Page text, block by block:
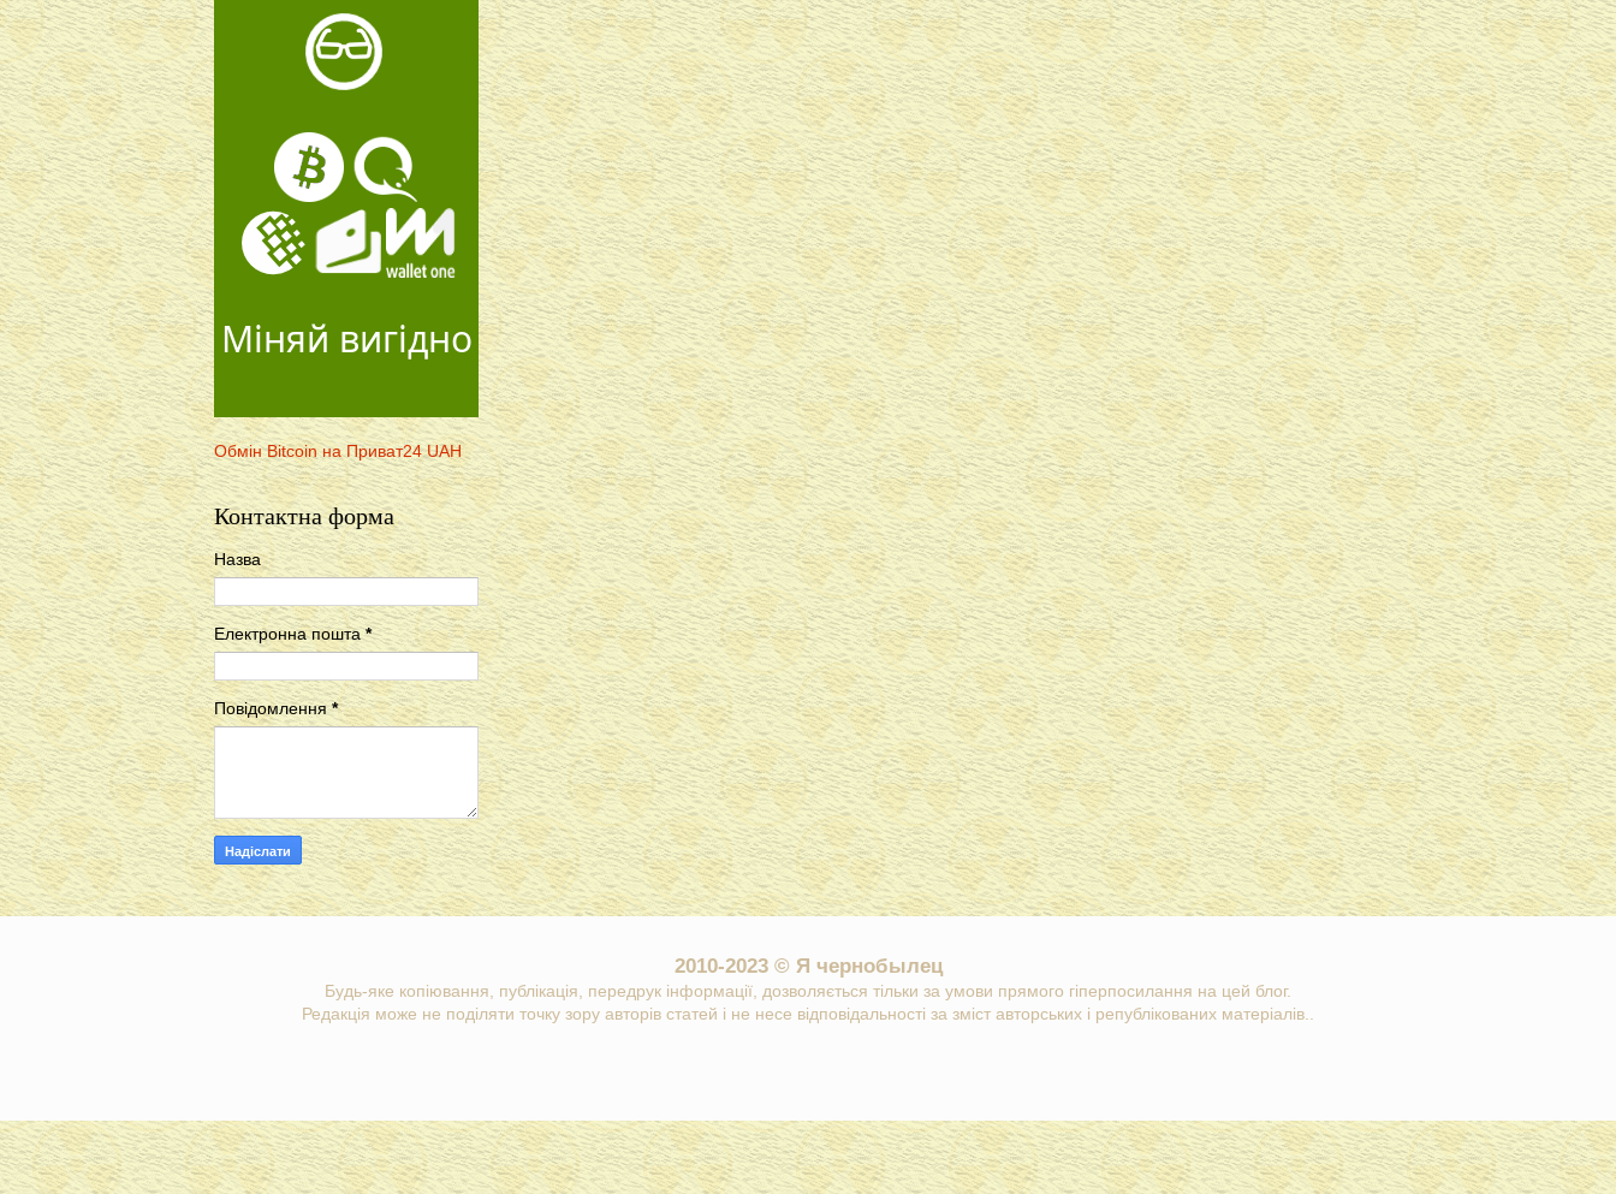
Міняй вигідно
Обмін Bitcoin на Приват24 UAH
Контактна форма
Назва
Електронна пошта*
Повідомлення*
2010-2023 © Я чернобылец
Будь-яке копіювання, публікація, передрук інформації, дозволяється тільки за умови прямого гіперпосилання на цей блог.
Редакція може не поділяти точку зору авторів статей і не несе відповідальності за зміст авторських і републікованих матеріалів..